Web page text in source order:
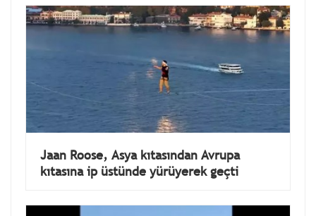
Jaan Roose, Asya kıtasından Avrupa
kıtasına ip üstünde yürüyerek geçti